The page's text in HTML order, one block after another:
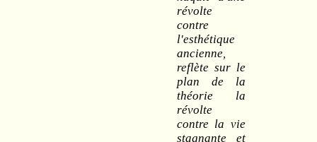
révolte
contre
l'esthétique
ancienne,
reflète sur le
plan de la
théorie la
révolte
contre la vie
stagnante et